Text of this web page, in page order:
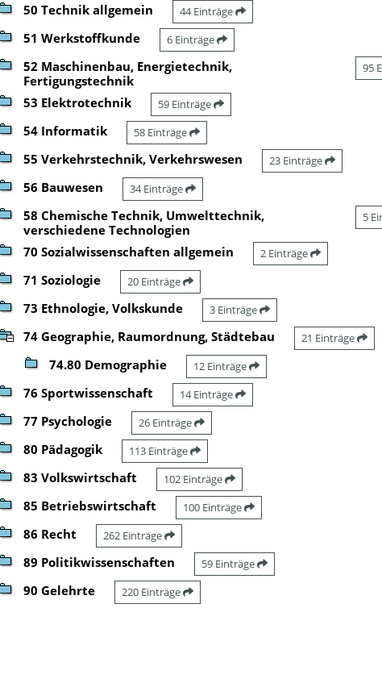
50 Technik allgemein 44 Einträge
51 Werkstoffkunde 6 Einträge
52 Maschinenbau, Energietechnik,
Fertigungstechnik
95
53 Elektrotechnik 59 Einträge
54 Informatik 58 Einträge
55 Verkehrstechnik, Verkehrswesen 23 Einträge
56 Bauwesen 34 Einträge
58 Chemische Technik, Umwelttechnik,
verschiedene Technologien
5
70 Sozialwissenschaften allgemein 2 Einträge
71 Soziologie 20 Einträge
73 Ethnologie, Volkskunde 3 Einträge
74 Geographie, Raumordnung, Städtebau 21 Einträge
74.80 Demographie 12 Einträge
76 Sportwissenschaft 14 Einträge
77 Psychologie 26 Einträge
80 Pädagogik 113 Einträge
83 Volkswirtschaft 102 Einträge
85 Betriebswirtschaft 100 Einträge
86 Recht 262 Einträge
89 Politikwissenschaften 59 Einträge
90 Gelehrte 220 Einträge